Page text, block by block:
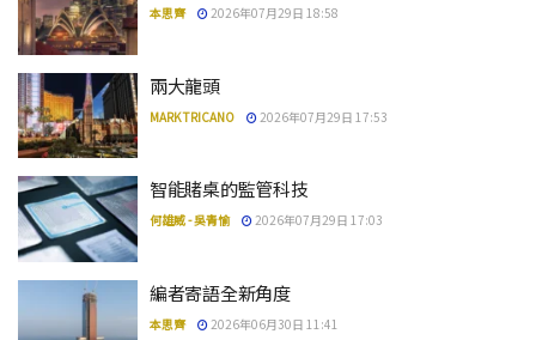
本思齊 2026年07月29日 18:58
兩大龍頭
MARK TRICANO 2026年07月29日 17:53
智能賭桌的監管科技
何雄威 - 吳青愉 2026年07月29日 17:03
編者寄語全新角度
本思齊 2026年06月30日 11:41